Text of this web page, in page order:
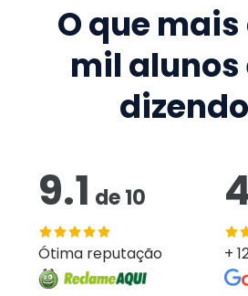
O que mais
mil
9.1 de10
Ótima reputação +